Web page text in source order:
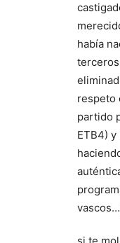
había
respeto
partido
ETB4) y